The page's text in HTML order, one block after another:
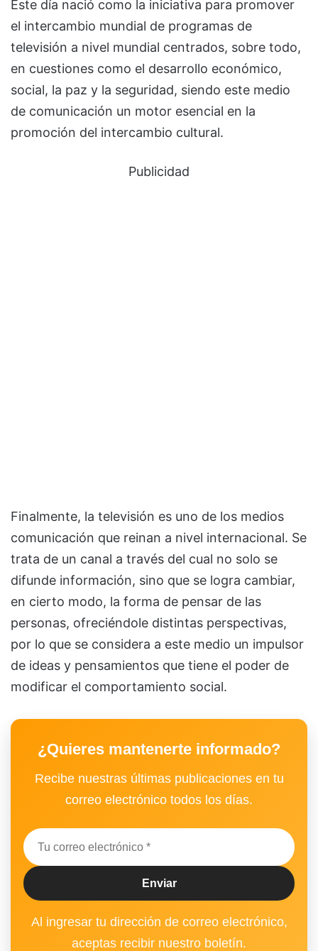
Este día nació como la iniciativa para promover
el intercambio mundial de programas de
televisión a nivel mundial centrados, sobre todo,
en cuestiones como el desarrollo económico,
social, la paz y la seguridad, siendo este medio
de comunicación un motor esencial en la
promoción del intercambio cultural.
Publicidad
Finalmente, la televisión es uno de los medios
comunicación que reinan a nivel internacional. Se
trata de un canal a través del cual no solo se
difunde información, sino que se logra cambiar,
en cierto modo, la forma de pensar de las
personas, ofreciéndole distintas perspectivas,
por lo que se considera a este medio un impulsor
de ideas y pensamientos que tiene el poder de
modificar el comportamiento social.
¿Quieres mantenerte informado?
Recibe nuestras últimas publicaciones en tu
correo electrónico todos los días.
Al ingresar tu dirección de correo electrónico,
aceptas recibir nuestro boletín.